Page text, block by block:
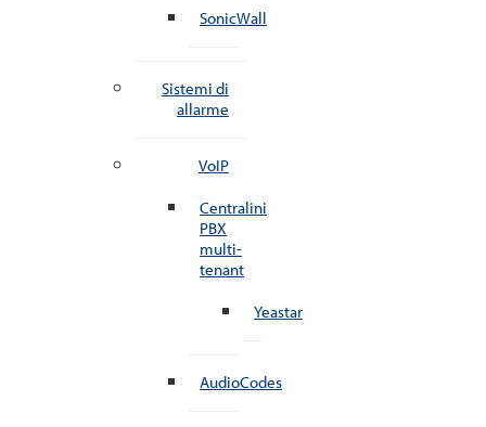
SonicWall
Sistemi di
allarme
VoIP
Centralini
PBX
multi-
tenant
Yeastar
AudioCodes